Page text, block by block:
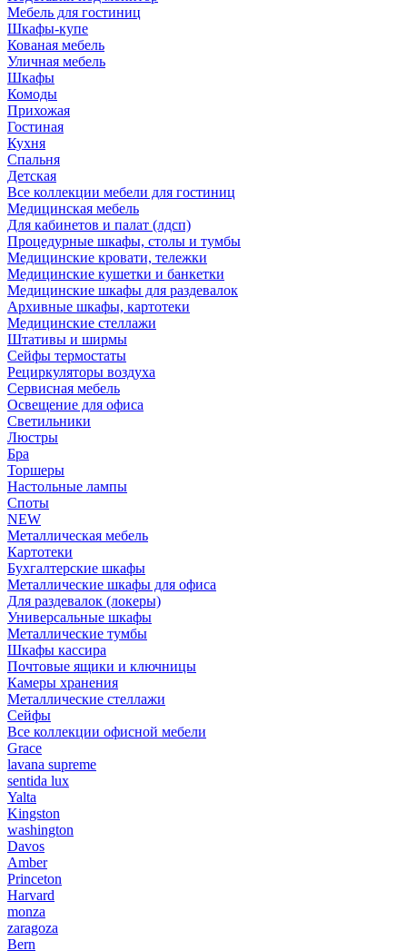
Мебель для гостиниц
Шкафы-купе
Кованая мебель
Уличная мебель
Шкафы
Комоды
Прихожая
Гостиная
Кухня
Спальня
Детская
Все коллекции мебели для гостиниц
Медицинская мебель
Для кабинетов и палат (лдсп)
Процедурные шкафы, столы и тумбы
Медицинские кровати, тележки
Медицинские кушетки и банкетки
Медицинские шкафы для раздевалок
Архивные шкафы, картотеки
Медицинские стеллажи
Штативы и ширмы
Сейфы термостаты
Рециркуляторы воздуха
Сервисная мебель
Освещение для офиса
Светильники
Люстры
Бра
Торшеры
Настольные лампы
Споты
NEW
Металлическая мебель
Картотеки
Бухгалтерские шкафы
Металлические шкафы для офиса
Для раздевалок (локеры)
Универсальные шкафы
Металлические тумбы
Шкафы кассира
Почтовые ящики и ключницы
Камеры хранения
Металлические стеллажи
Сейфы
Все коллекции офисной мебели
Grace
lavana supreme
sentida lux
Yalta
Kingston
washington
Davos
Amber
Princeton
Harvard
monza
zaragoza
Bern